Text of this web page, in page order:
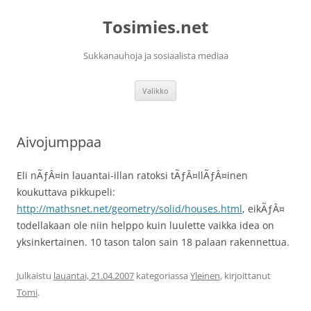
Tosimies.net
Sukkanauhoja ja sosiaalista mediaa
Valikko
Aivojumppaa
Eli nÃƒÂ¤in lauantai-illan ratoksi tÃƒÂ¤llÃƒÂ¤inen
koukuttava pikkupeli:
http://mathsnet.net/geometry/solid/houses.html, eikÃƒÂ¤
todellakaan ole niin helppo kuin luulette vaikka idea on
yksinkertainen. 10 tason talon sain 18 palaan rakennettua.
Julkaistu lauantai, 21.04.2007 kategoriassa Yleinen, kirjoittanut
Tomi.